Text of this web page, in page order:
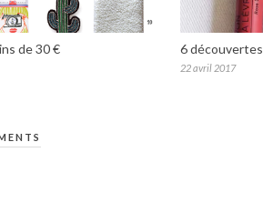
de 30 € 6 découvertes
22 avril 2017